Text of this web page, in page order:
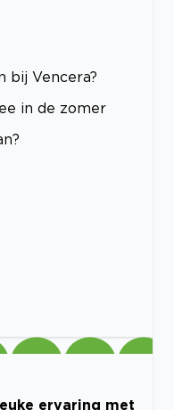
bij Vencera?
in de zomer
ervaring met